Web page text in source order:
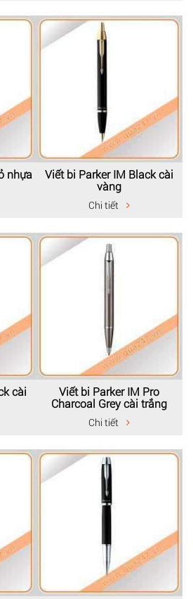
nhựa
Viết bi Parker IM Black cài
vàng
Chi tiết
cài
Viết bi Parker IM Pro
Charcoal Grey cài trắng
Chi tiết